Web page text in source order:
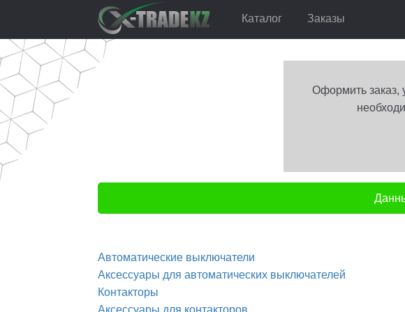
Перейти
к
навигации
Перейти
к
содержимому
Каталог Заказы
Главная Каталог Инструменты
Оформить заказ,
Автоматические выключатели
Аксессуары для автоматических выключателей
Контакторы